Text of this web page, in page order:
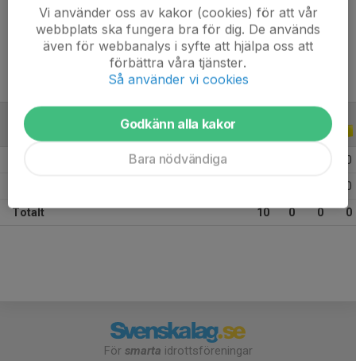
Ålder
23 år
ALLA SERIER ALLA ÅR
0
0
Totalt 10 0 0 0
För smarta idrottsföreningar
Vi använder oss av kakor (cookies) för att vår
webbplats ska fungera bra för dig. De används
även för webbanalys i syfte att hjälpa oss att
förbättra våra tjänster.
Så använder vi cookies
Godkänn alla kakor
Bara nödvändiga